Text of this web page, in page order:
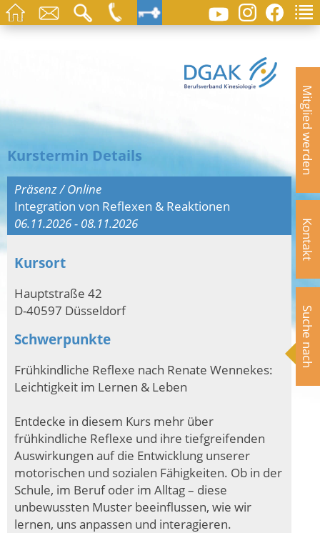
Mitglied werden
Kontakt
Suche nach
Kurstermin Details
Präsenz / Online
Integration von Reflexen & Reaktionen
06.11.2026 - 08.11.2026
Kursort
Hauptstraße 42
D-40597 Düsseldorf
Schwerpunkte
Frühkindliche Reflexe nach Renate Wennekes:
Leichtigkeit im Lernen & Leben
Entdecke in diesem Kurs mehr über
frühkindliche Reflexe und ihre tiefgreifenden
Auswirkungen auf die Entwicklung unserer
motorischen und sozialen Fähigkeiten. Ob in der
Schule, im Beruf oder im Alltag – diese
unbewussten Muster beeinflussen, wie wir
lernen, uns anpassen und interagieren.